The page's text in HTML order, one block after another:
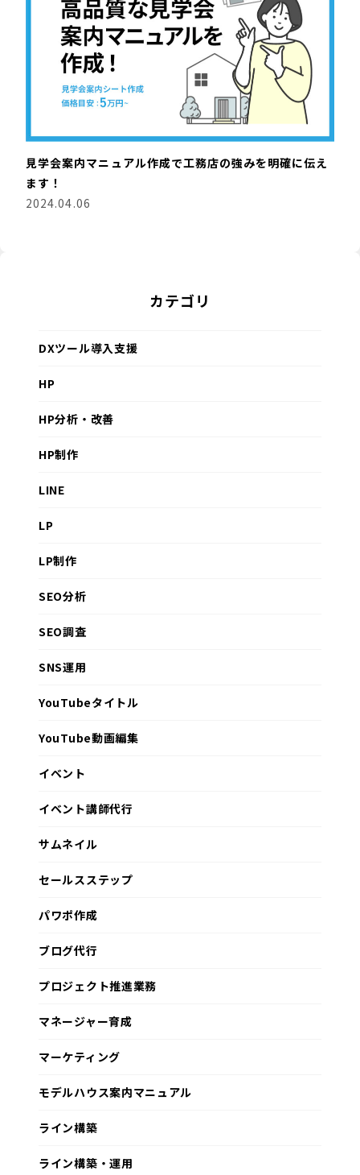
見学会案内マニュアル作成で工務店の強みを明確に伝え
ます！
2024.04.06
カテゴリ
DXツール導入支援
HP
HP分析・改善
HP制作
LINE
LP
LP制作
SEO分析
SEO調査
SNS運用
YouTubeタイトル
YouTube動画編集
イベント
イベント講師代行
サムネイル
セールスステップ
パワポ作成
ブログ代行
プロジェクト推進業務
マネージャー育成
マーケティング
モデルハウス案内マニュアル
ライン構築
ライン構築・運用